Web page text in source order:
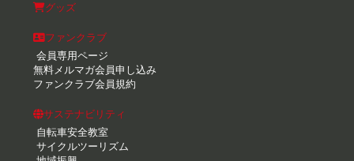
グッズ
ファンクラブ
会員専用ページ
無料メルマガ会員申し込み
ファンクラブ会員規約
サステナビリティ
自転車安全教室
サイクルツーリズム